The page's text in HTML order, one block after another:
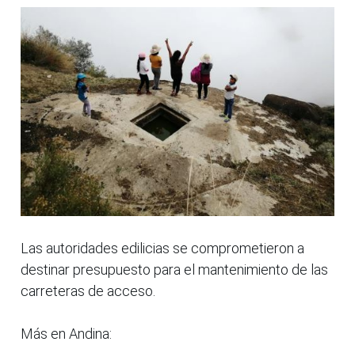
Las autoridades edilicias se comprometieron a
destinar presupuesto para el mantenimiento de las
carreteras de acceso.
Más en Andina: